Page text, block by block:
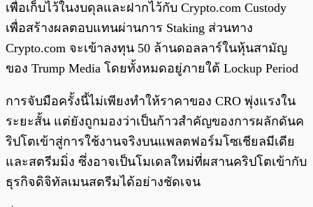
เพื่อเก็บไว้ในงบดุลและฝากไว้กับ Crypto.com Custody
เพื่อสร้างผลตอบแทนผ่านการ Staking ส่วนทาง
Crypto.com จะเข้าลงทุน 50 ล้านดอลลาร์ในหุ้นสามัญ
ของ Trump Media โดยทั้งหมดอยู่ภายใต้ Lockup Period
การจับมือครั้งนี้ไม่เพียงทำให้ราคาของ CRO พุ่งแรงใน
ระยะสั้น แต่ยังถูกมองว่าเป็นก้าวสำคัญของการผลักดันค
ริปโตเข้าสู่การใช้งานจริงบนแพลตฟอร์มโซเชียลมีเดีย
และสตรีมมิ่ง ซึ่งอาจเป็นโมเดลใหม่ที่ผสานคริปโตเข้ากับ
ธุรกิจดิจิทัลเมนสตรีมได้อย่างชัดเจน